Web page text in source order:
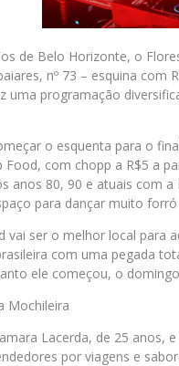
de Belo Horizonte, o
nº 73 – esquina
uma programação
o esquenta para o
com chopp a R$5 a
anos 80, 90 e atuais com
para dançar muito
vai ser o melhor local para
com uma pegada
ele começou, o
Mochileira
Lacerda, de 25 anos,
por viagens e